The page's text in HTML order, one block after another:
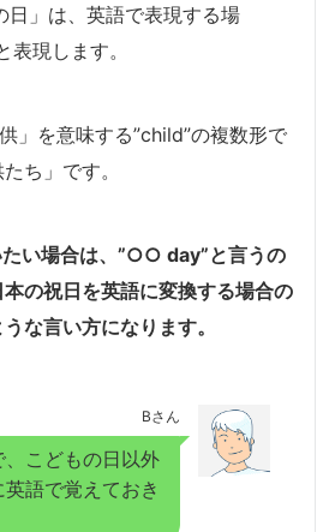
日」は、英語で表現する場
表現します。
」を意味する”child”の複数形で
ち」です。
い場合は、”○○ day”と言うの
の祝日を英語に変換する場合の
な言い方になります。
Bさん
こどもの日以外
語で覚えておき